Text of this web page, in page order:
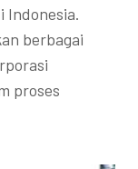
Indonesia.
berbagai
proses